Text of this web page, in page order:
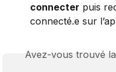
connecter puis
connecté.e sur
Avez-vous trouvé